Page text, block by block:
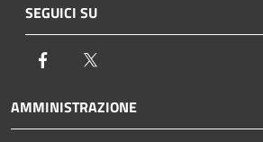
SEGUICI SU
Facebook
AMMINISTRAZIONE